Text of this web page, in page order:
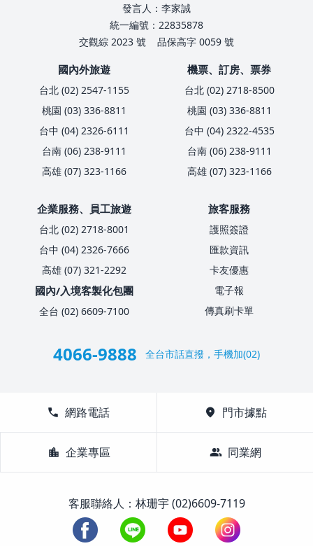
發言人：李家誠
統一編號：22835878
交觀綜 2023 號
品保高字 0059 號
國內外旅遊
台北 (02) 2547-1155
桃園 (03) 336-8811
台中 (04) 2326-6111
台南 (06) 238-9111
高雄 (07) 323-1166
機票、訂房、票券
台北 (02) 2718-8500
桃園 (03) 336-8811
台中 (04) 2322-4535
台南 (06) 238-9111
高雄 (07) 323-1166
企業服務、員工旅遊
台北 (02) 2718-8001
台中 (04) 2326-7666
高雄 (07) 321-2292
國內/入境客製化包團
全台 (02) 6609-7100
旅客服務
護照簽證
匯款資訊
卡友優惠
電子報
傳真刷卡單
4066-9888 全台市話直撥，手機加(02)
call 網路電話 location_on 門市據點
location_city 企業專區 group 同業網
客服聯絡人：林珊宇 (02)6609-7119